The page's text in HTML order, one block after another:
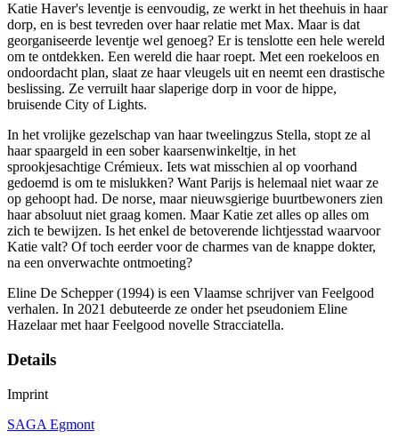
Katie Haver's leventje is eenvoudig, ze werkt in het theehuis in haar
dorp, en is best tevreden over haar relatie met Max. Maar is dat
georganiseerde leventje wel genoeg? Er is tenslotte een hele wereld
om te ontdekken. Een wereld die haar roept. Met een roekeloos en
ondoordacht plan, slaat ze haar vleugels uit en neemt een drastische
beslissing. Ze verruilt haar slaperige dorp in voor de hippe,
bruisende City of Lights.
In het vrolijke gezelschap van haar tweelingzus Stella, stopt ze al
haar spaargeld in een sober kaarsenwinkeltje, in het
sprookjesachtige Crémieux. Iets wat misschien al op voorhand
gedoemd is om te mislukken? Want Parijs is helemaal niet waar ze
op gehoopt had. De norse, maar nieuwsgierige buurtbewoners zien
haar absoluut niet graag komen. Maar Katie zet alles op alles om
zich te bewijzen. Is het enkel de betoverende lichtjesstad waarvoor
Katie valt? Of toch eerder voor de charmes van de knappe dokter,
na een onverwachte ontmoeting?
Eline De Schepper (1994) is een Vlaamse schrijver van Feelgood
verhalen. In 2021 debuteerde ze onder het pseudoniem Eline
Hazelaar met haar Feelgood novelle Stracciatella.
Details
Imprint
SAGA Egmont